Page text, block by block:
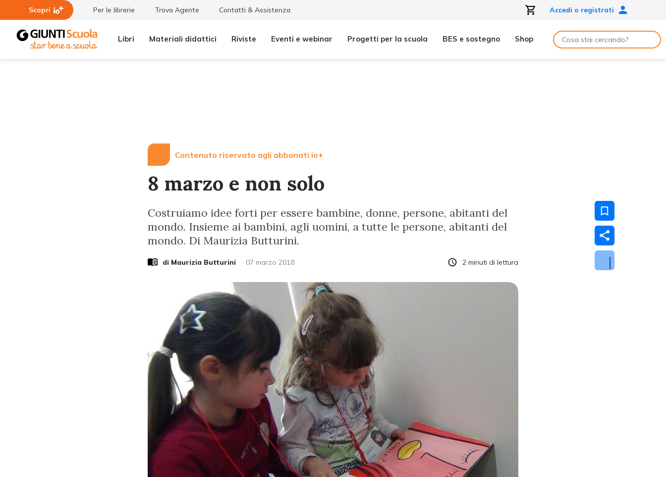
Scopri Per le librerie Trova Agente Contatti & Assistenza Accedi o registrati
Libri Materiali didattici Riviste Eventi e webinar Progetti per la scuola BES e sostegno Shop
Contenuto riservato agli abbonati io+
8 marzo e non solo
Costruiamo idee forti per essere bambine, donne, persone, abitanti del
mondo. Insieme ai bambini, agli uomini, a tutte le persone, abitanti del
mondo. Di Maurizia Butturini.
di Maurizia Butturini 07 marzo 2018 2 minuti di lettura